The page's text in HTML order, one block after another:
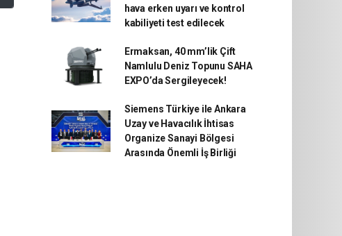
hava erken uyarı ve kontrol
kabiliyeti test edilecek
Ermaksan, 40 mm’lik Çift
Namlulu Deniz Topunu SAHA
EXPO’da Sergileyecek!
Siemens Türkiye ile Ankara
Uzay ve Havacılık İhtisas
Organize Sanayi Bölgesi
Arasında Önemli İş Birliği